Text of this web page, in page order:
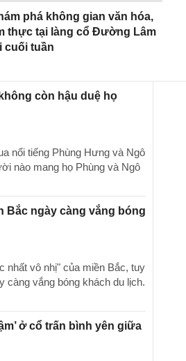
phá không gian văn hóa,
thực tại làng cổ Đường Lâm
cuối tuần
còn hậu duệ họ
nổi tiếng Phùng Hưng và Ngô
nào mang họ Phùng và Ngô
Bắc ngày càng vắng bóng
vô nhị" của miền Bắc, tuy
càng vắng bóng khách du lịch.
ở cổ trấn bình yên giữa